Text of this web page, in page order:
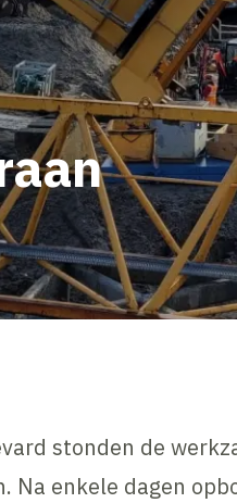
stonden de
Na enkele dagen